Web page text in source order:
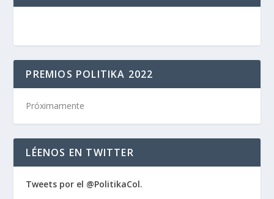
PREMIOS POLITIKA 2022
Próximamente
LÉENOS EN TWITTER
Tweets por el @PolitikaCol.